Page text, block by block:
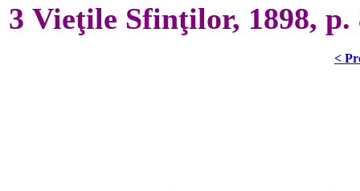
3 Vieţile Sfinţilor, 1898, p.
<